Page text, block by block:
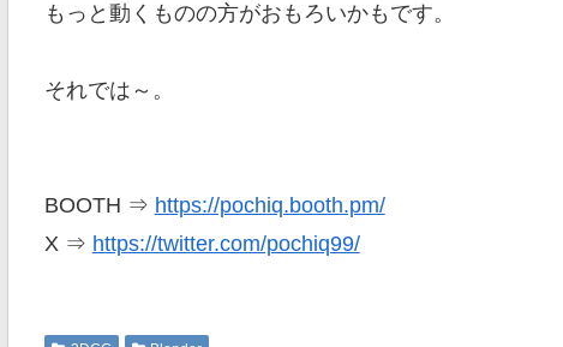
もっと動くものの方がおもろいかもです。
それでは～。
BOOTH ⇒ https://pochiq.booth.pm/
X ⇒ https://twitter.com/pochiq99/